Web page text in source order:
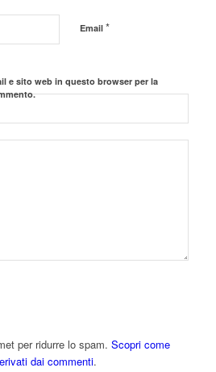
Email *
e sito web in questo browser per la
per ridurre lo spam. Scopri come
dai commenti.